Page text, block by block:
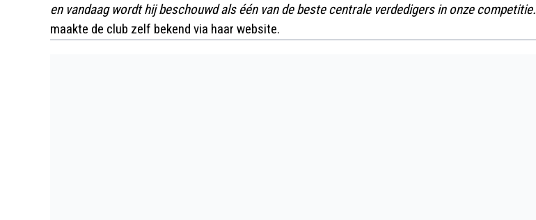
en vandaag wordt hij beschouwd als één van de beste centrale verdedigers in onze competitie.
maakte de club zelf bekend via haar website.